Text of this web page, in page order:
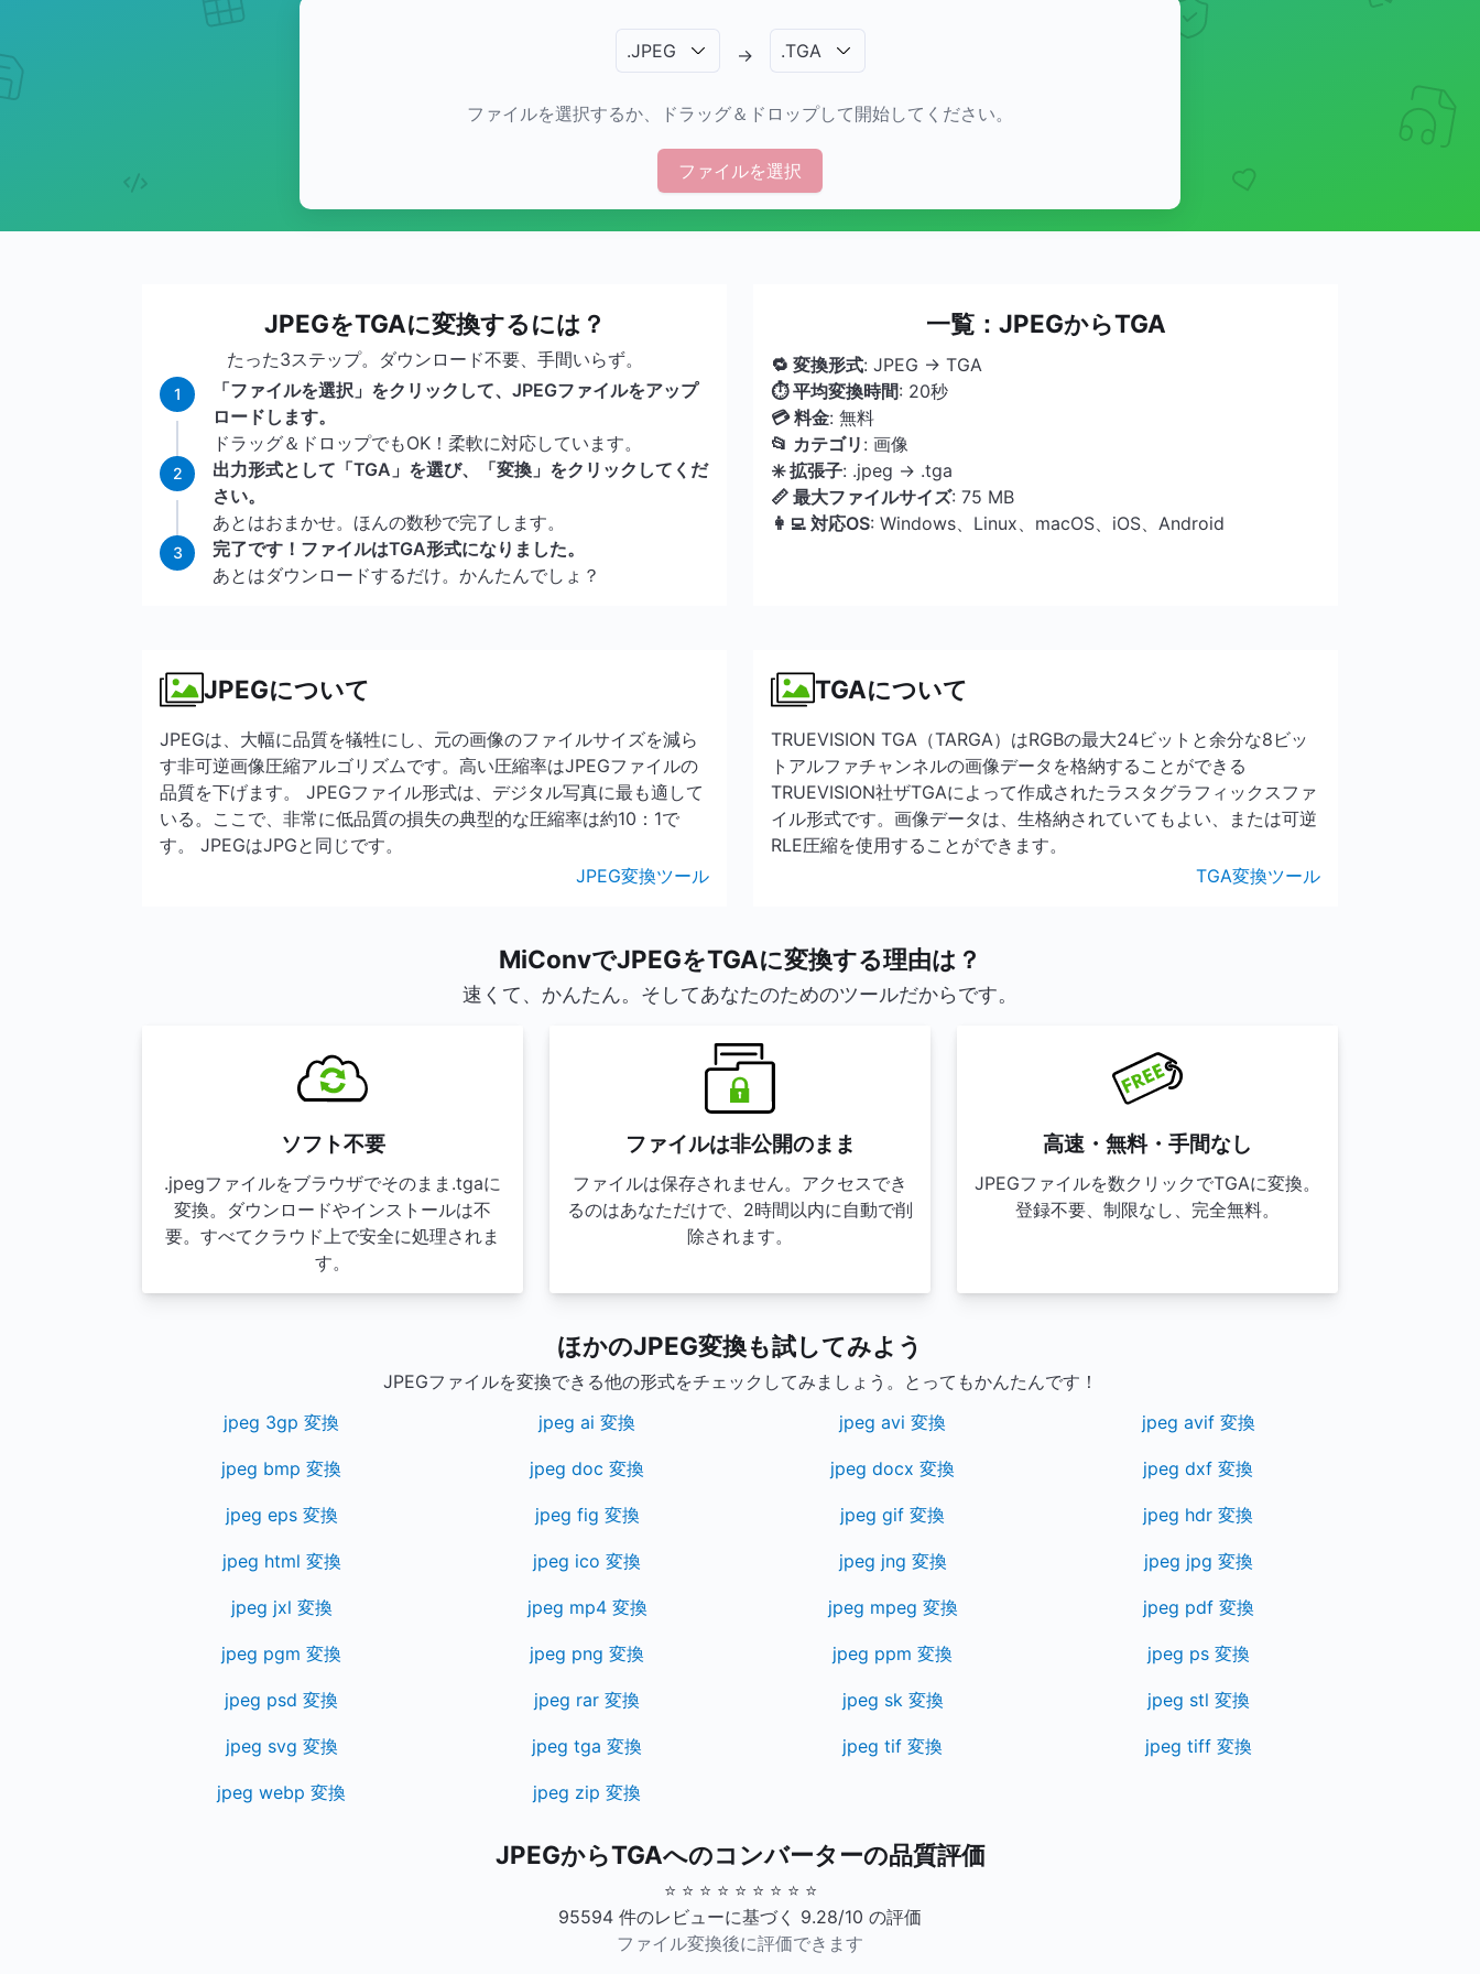
.JPEG → .TGA
ファイルを選択するか、ドラッグ＆ドロップして開始してください。
ファイルを選択
JPEGをTGAに変換するには？
たった3ステップ。ダウンロード不要、手間いらず。
1
「ファイルを選択」をクリックして、JPEGファイルをアップ
ロードします。
ドラッグ＆ドロップでもOK！柔軟に対応しています。
2
出力形式として「TGA」を選び、「変換」をクリックしてくだ
さい。
あとはおまかせ。ほんの数秒で完了します。
3
完了です！ファイルはTGA形式になりました。
あとはダウンロードするだけ。かんたんでしょ？
一覧：JPEGからTGA
🔁 変換形式: JPEG → TGA
⏱ 平均変換時間: 20秒
💳 料金: 無料
📂 カテゴリ : 画像
✳️ 拡張子: .jpeg → .tga
📏 最大ファイルサイズ: 75 MB
👩‍💻 対応OS: Windows、Linux、macOS、iOS、Android
JPEGについて
JPEGは、大幅に品質を犠牲にし、元の画像のファイルサイズを減ら
す非可逆画像圧縮アルゴリズムです。高い圧縮率はJPEGファイルの
品質を下げます。 JPEGファイル形式は、デジタル写真に最も適して
いる。ここで、非常に低品質の損失の典型的な圧縮率は約10：1で
す。 JPEGはJPGと同じです。
JPEG変換ツール
TGAについて
TRUEVISION TGA（TARGA）はRGBの最大24ビットと余分な8ビッ
トアルファチャンネルの画像データを格納することができる
TRUEVISION社ザTGAによって作成されたラスタグラフィックスファ
イル形式です。画像データは、生格納されていてもよい、または可逆
RLE圧縮を使用することができます。
TGA変換ツール
MiConvでJPEGをTGAに変換する理由は？
速くて、かんたん。そしてあなたのためのツールだからです。
ソフト不要
.jpegファイルをブラウザでそのまま.tgaに
変換。ダウンロードやインストールは不
要。すべてクラウド上で安全に処理されま
す。
ファイルは非公開のまま
ファイルは保存されません。アクセスでき
るのはあなただけで、2時間以内に自動で削
除されます。
高速・無料・手間なし
JPEGファイルを数クリックでTGAに変換。
登録不要、制限なし、完全無料。
ほかのJPEG変換も試してみよう
JPEGファイルを変換できる他の形式をチェックしてみましょう。とってもかんたんです！
jpeg 3gp 変換
jpeg ai 変換 jpeg avi 変換 jpeg avif 変換
jpeg bmp 変換 jpeg doc 変換 jpeg docx 変換 jpeg dxf 変換
jpeg eps 変換 jpeg fig 変換 jpeg gif 変換 jpeg hdr 変換
jpeg html 変換 jpeg ico 変換 jpeg jng 変換 jpeg jpg 変換
jpeg jxl 変換 jpeg mp4 変換 jpeg mpeg 変換 jpeg pdf 変換
jpeg pgm 変換 jpeg png 変換 jpeg ppm 変換 jpeg ps 変換
jpeg psd 変換 jpeg rar 変換 jpeg sk 変換 jpeg stl 変換
jpeg svg 変換 jpeg tga 変換 jpeg tif 変換 jpeg tiff 変換
jpeg webp 変換 jpeg zip 変換
JPEGからTGAへのコンバーターの品質評価
⭐ ⭐ ⭐ ⭐ ⭐ ⭐ ⭐ ⭐ ⭐
95594 件のレビューに基づく 9.28/10 の評価
ファイル変換後に評価できます